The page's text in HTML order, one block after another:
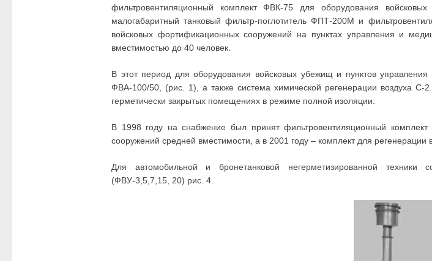
фильтровентиляционный комплект ФВК-75 для оборудования
малогабаритный танковый фильтр-поглотитель ФПТ-200М и
войсковых фортификационных сооружений на пунктах управления и
вместимостью до 40 человек.
В этот период для оборудования войсковых убежищ и пунктов
ФВА-100/50, (рис. 1), а также система химической регенерации воздуха С-
герметически закрытых помещениях в режиме полной изоляции.
В 1998 году на снабжение был принят фильтровентиляционный
сооружений средней вместимости, а в 2001 году – комплект для регенерации
Для автомобильной и бронетанковой негерметизированной техники
(ФВУ-3,5,7,15, 20) рис. 4.